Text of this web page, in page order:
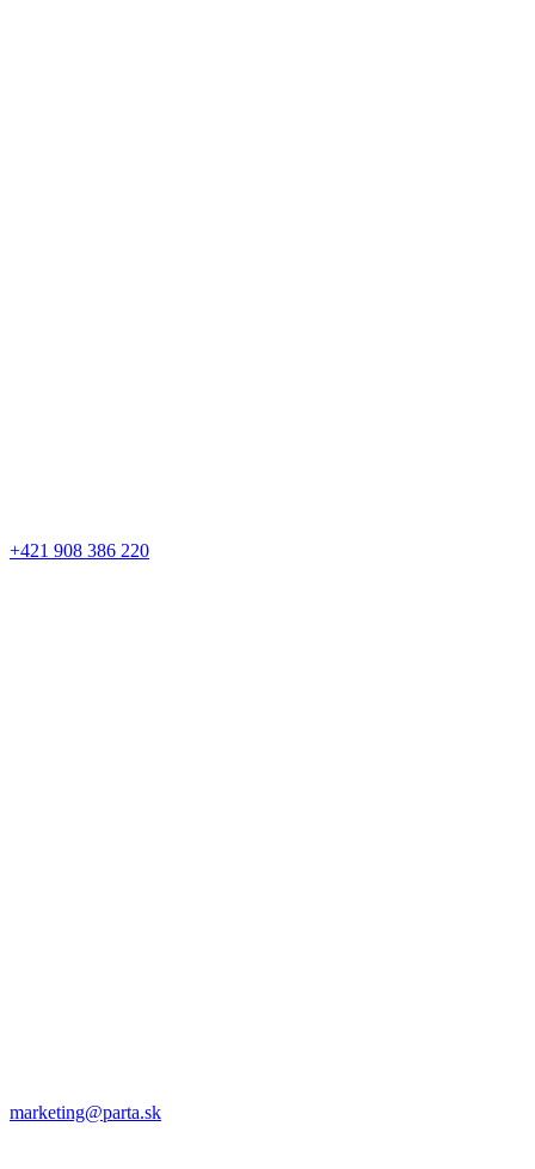
+421 908 386 220
marketing@parta.sk